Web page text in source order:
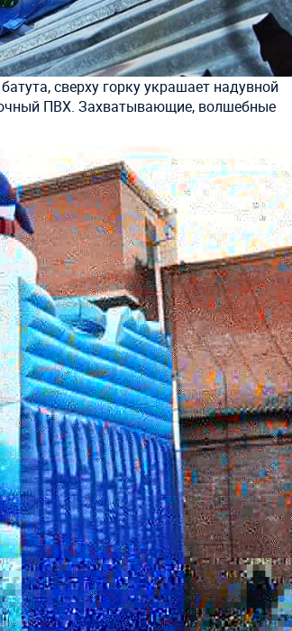
сверху горку украшает надувной
ПВХ. Захватывающие, волшебные